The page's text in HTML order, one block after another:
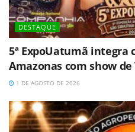
DESTAQUE
5ª ExpoUatumã
Amazonas com show
1 DE AGOSTO DE 2026